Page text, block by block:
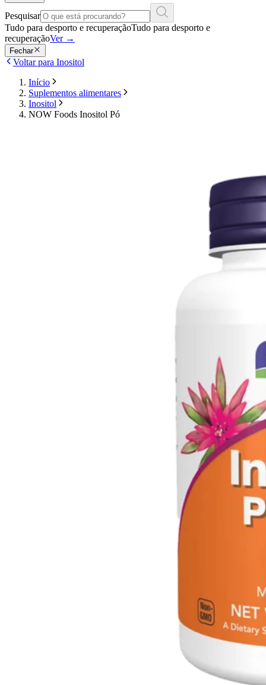
Pesquisar
Tudo para desporto e recuperaçãoTudo para desporto e
recuperaçãoVer →
Fechar
Voltar para Inositol
Início
Suplementos alimentares
Inositol
NOW Foods Inositol Pó